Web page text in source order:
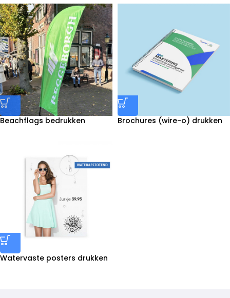
Beachflags bedrukken Brochures (wire-o) drukken
Watervaste posters drukken